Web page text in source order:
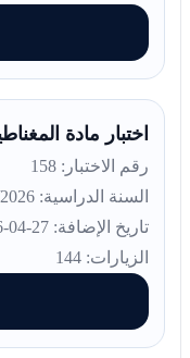
اختبار مادة
رقم الاختبار: 158
السنة الدراسية: 2025/2026
تاريخ الإضافة: 27-04-2026
الزيارات: 144